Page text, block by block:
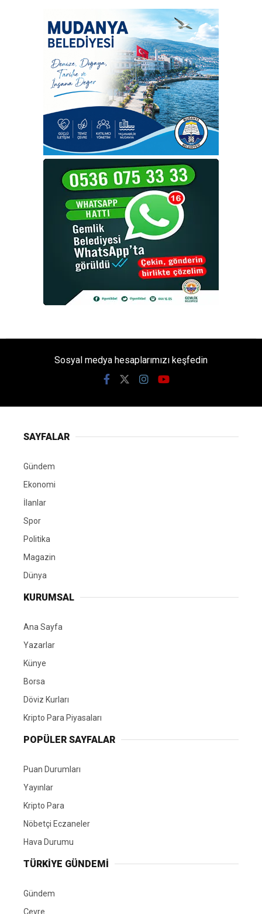
Sosyal medya hesaplarımızı keşfedin
SAYFALAR
Gündem
Ekonomi
İlanlar
Spor
Politika
Magazin
Dünya
KURUMSAL
Ana Sayfa
Yazarlar
Künye
Borsa
Döviz Kurları
Kripto Para Piyasaları
POPÜLER SAYFALAR
Puan Durumları
Yayınlar
Kripto Para
Nöbetçi Eczaneler
Hava Durumu
TÜRKIYE GÜNDEMI
Gündem
Çevre